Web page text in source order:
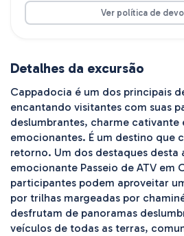
Ver política de
Detalhes da excursão
Cappadocia é um dos principais
encantando visitantes com suas
deslumbrantes, charme cativante
emocionantes. É um destino que
retorno. Um dos destaques desta
emocionante Passeio de ATV em
participantes podem aproveitar
por trilhas margeadas por
desfrutam de panoramas
veículos de todas as terras,